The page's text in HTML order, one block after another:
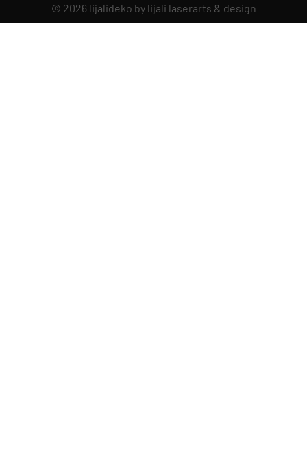
© 2026 lijalideko by lijali laserarts & design